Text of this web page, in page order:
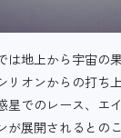
は地上から宇宙の
リオンからの打ち
星でのレース、エ
が展開されるとのこ